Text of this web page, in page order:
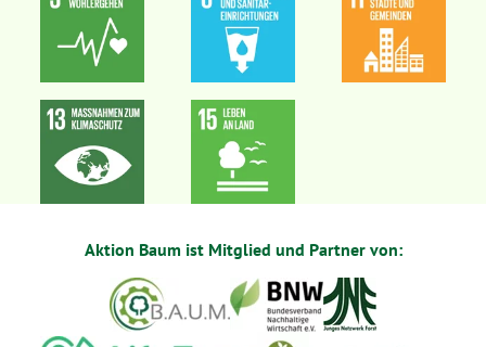
Aktion Baum ist Mitglied und Partner von: